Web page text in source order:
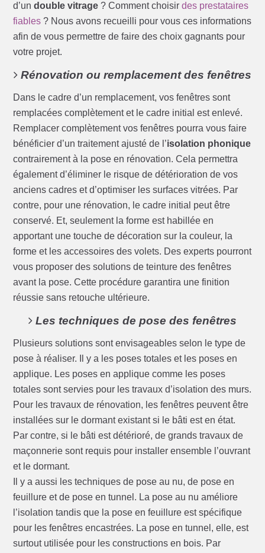
d’undouble vitrage ? Comment choisirdes prestataires
fiables ? Nous avons recueilli pour vous ces informations
afin de vous permettre de faire des choix gagnants pour
votre projet.
Rénovation ou remplacement des fenêtres
Dans le cadre d’un remplacement, vos fenêtres sont
remplacées complètement et le cadre initial est enlevé.
Remplacer complètement vos fenêtres pourra vous faire
bénéficier d’un traitement ajusté de l’isolation phonique
contrairement à la pose en rénovation. Cela permettra
également d’éliminer le risque de détérioration de vos
anciens cadres et d’optimiser les surfaces vitrées. Par
contre, pour une rénovation, le cadre initial peut être
conservé. Et, seulement la forme est habillée en
apportant une touche de décoration sur la couleur, la
forme et les accessoires des volets. Des experts pourront
vous proposer des solutions de teinture des fenêtres
avant la pose. Cette procédure garantira une finition
réussie sans retouche ultérieure.
Les techniques de pose des fenêtres
Plusieurs solutions sont envisageables selon le type de
pose à réaliser. Il y a les poses totales et les poses en
applique. Les poses en applique comme les poses
totales sont servies pour les travaux d’isolation des murs.
Pour les travaux de rénovation, les fenêtres peuvent être
installées sur le dormant existant si le bâti est en état.
Par contre, si le bâti est détérioré, de grands travaux de
maçonnerie sont requis pour installer ensemble l’ouvrant
et le dormant.
Il y a aussi les techniques de pose au nu, de pose en
feuillure et de pose en tunnel. La pose au nu améliore
l’isolation tandis que la pose en feuillure est spécifique
pour les fenêtres encastrées. La pose en tunnel, elle, est
surtout utilisée pour les constructions en bois. Par